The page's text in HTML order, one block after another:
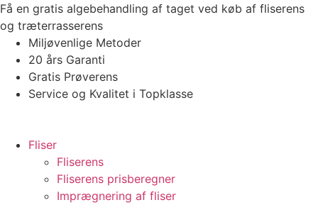
Videre
til
indhold
Få en gratis algebehandling af taget ved køb af fliserens
og træterrasserens
Miljøvenlige Metoder
20 års Garanti
Gratis Prøverens
Service og Kvalitet i Topklasse
Fliser
Fliserens
Fliserens prisberegner
Imprægnering af fliser